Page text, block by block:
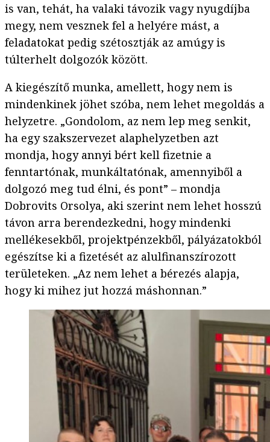
is van, tehát, ha valaki távozik vagy nyugdíjba
megy, nem vesznek fel a helyére mást, a
feladatokat pedig szétosztják az amúgy is
túlterhelt dolgozók között.
A kiegészítő munka, amellett, hogy nem is
mindenkinek jöhet szóba, nem lehet megoldás a
helyzetre. „Gondolom, az nem lep meg senkit,
ha egy szakszervezet alaphelyzetben azt
mondja, hogy annyi bért kell fizetnie a
fenntartónak, munkáltatónak, amennyiből a
dolgozó meg tud élni, és pont” – mondja
Dobrovits Orsolya, aki szerint nem lehet hosszú
távon arra berendezkedni, hogy mindenki
mellékesekből, projektpénzekből, pályázatokból
egészítse ki a fizetését az alulfinanszírozott
területeken. „Az nem lehet a bérezés alapja,
hogy ki mihez jut hozzá máshonnan.”